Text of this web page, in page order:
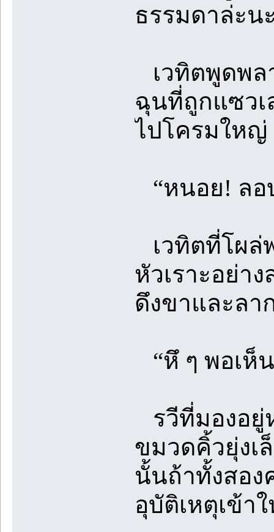
ธรรมดาล่ะน
เวทิตพูดพล
ฉุนที่ถูกแซวเ
ไปโครมใหญ่
“หนอย! ลอ
เวทิตที่โผล่
หัวเราะอย่า
ดึงขาและล
“หึ ๆ พอเห็
รวีที่มองอยู่
ขมวดคิ้วยุ่งเ
นั้นถ้าทั้งสอง
อุบัติเหตุเข้า